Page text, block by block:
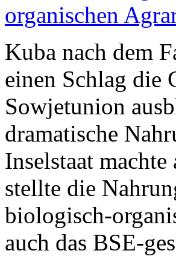
organischen
Kuba nach dem
einen Schlag die
Sowjetunion
dramatische
Inselstaat
stellte die
biologisch-
auch das BSE-